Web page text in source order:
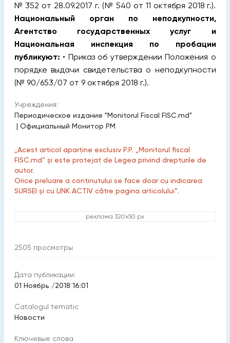
№ 352 от 28.09.2017 г. (№ 540 от 11 октября 2018 г.).
Национальный орган по неподкупности,
Агентство государственных услуг и
Национальная инспекция по пробации
публикуют: • Приказ об утверждении Положения о
порядке выдачи свидетельства о неподкупности
(№ 90/653/07 от 9 октября 2018 г.).
Учреждения:
Периодическое издание "Monitorul Fiscal FISC.md"
| Официальный Монитор РМ
„Acest articol aparține exclusiv P.P. „Monitorul fiscal
FISC.md” și este protejat de Legea privind drepturile de
autor.
Orice preluare a conținutului se face doar cu indicarea
SURSEI și cu LINK ACTIV către pagina articolului”.
реклама 320x50 px
2505 просмотры
Дата публикации:
01 Ноябрь /2018 16:01
Catalogul tematic
Новости
Ключевые слова